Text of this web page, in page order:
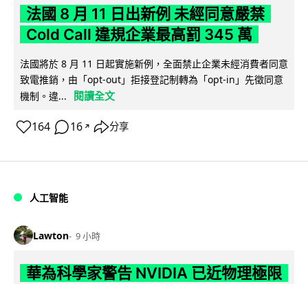
法國 8 月 11 日出新例 未經同意嚴禁
Cold Call 違規企業最高罰 345 萬
法國將於 8 月 11 日起實施新例，全面禁止企業未經消費者同意
致電推銷，由「opt-out」拒接登記制轉為「opt-in」先徵同意
機制。違...
閱讀全文
164 16 ↗ 分享
人工智能
Lawton 9 小時
華為科學家警告 NVIDIA 已近物理極限